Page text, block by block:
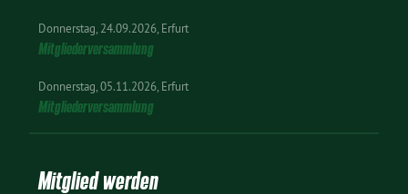
Donnerstag 24.09.2026 Erfurt
Mitgliederversammlung
Donnerstag 05.11.2026 Erfurt
Mitgliederversammlung
Mitglied werden